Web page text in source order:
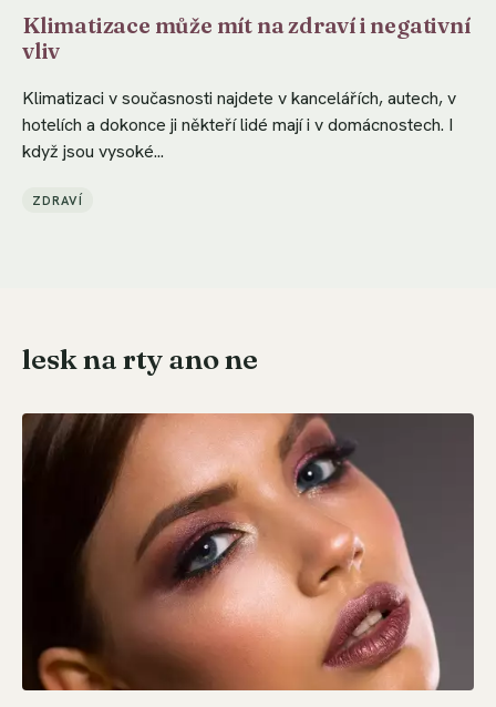
Klimatizace může mít na zdraví i negativní
vliv
Klimatizaci v současnosti najdete v kancelářích, autech, v
hotelích a dokonce ji někteří lidé mají i v domácnostech. I
když jsou vysoké...
ZDRAVÍ
lesk na rty ano ne